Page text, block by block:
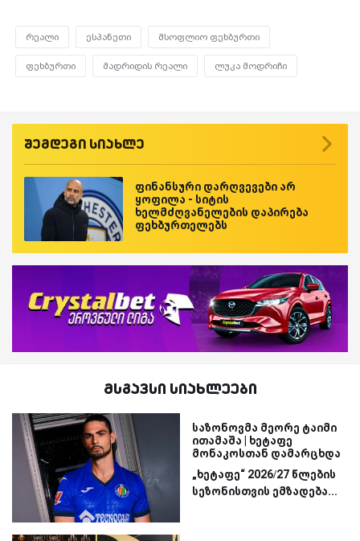
რეალი ესპანეთი მსოფლიო ფეხბურთი
ფეხბურთი მადრიდის რეალი ლუკა მოდრიჩი
შემდეგი სიახლე
ფინანსური დარღვევები არ
ყოფილა - სიტის
ხელმძღვანელების დაპირება
ფეხბურთელებს
მსგავსი სიახლეები
საზონოვმა მეორე ტაიმი
ითამაშა | ხეტაფე
მონაკოსთან დამარცხდა
„ხეტაფე“ 2026/27 წლების
სეზონისთვის ემზადება...